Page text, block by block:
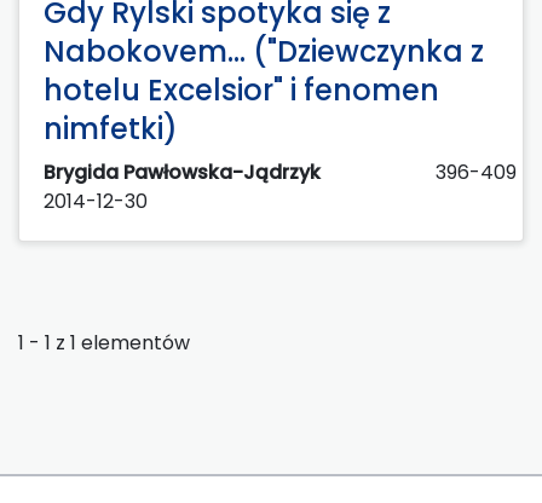
Gdy Rylski spotyka się z
Nabokovem… ("Dziewczynka z
hotelu Excelsior" i fenomen
nimfetki)
Brygida Pawłowska-Jądrzyk
396-409
2014-12-30
1 - 1 z 1 elementów